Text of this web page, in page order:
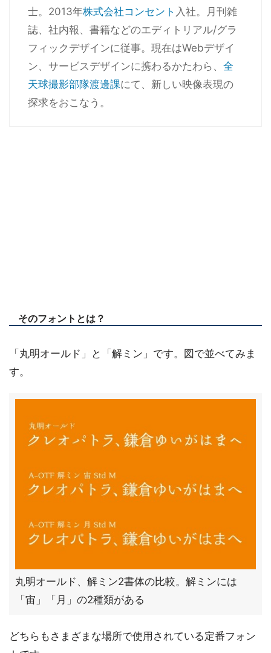
士。2013年株式会社コンセント 入社。月刊雑
誌、社内報、書籍などのエディトリアル/グラ
フィックデザインに従事。現在はWebデザイ
ン、サービスデザインに携わるかたわら、 全
天球撮影部隊渡邊課にて、新しい映像表現の
探求をおこなう。
そのフォントとは？
「丸明オールド」と「解ミン」です。図で並べてみま
す。
丸明オールド、解ミン2書体の比較。解ミンには
「宙」「月」の2種類がある
どちらもさまざまな場所で使用されている定番フォン